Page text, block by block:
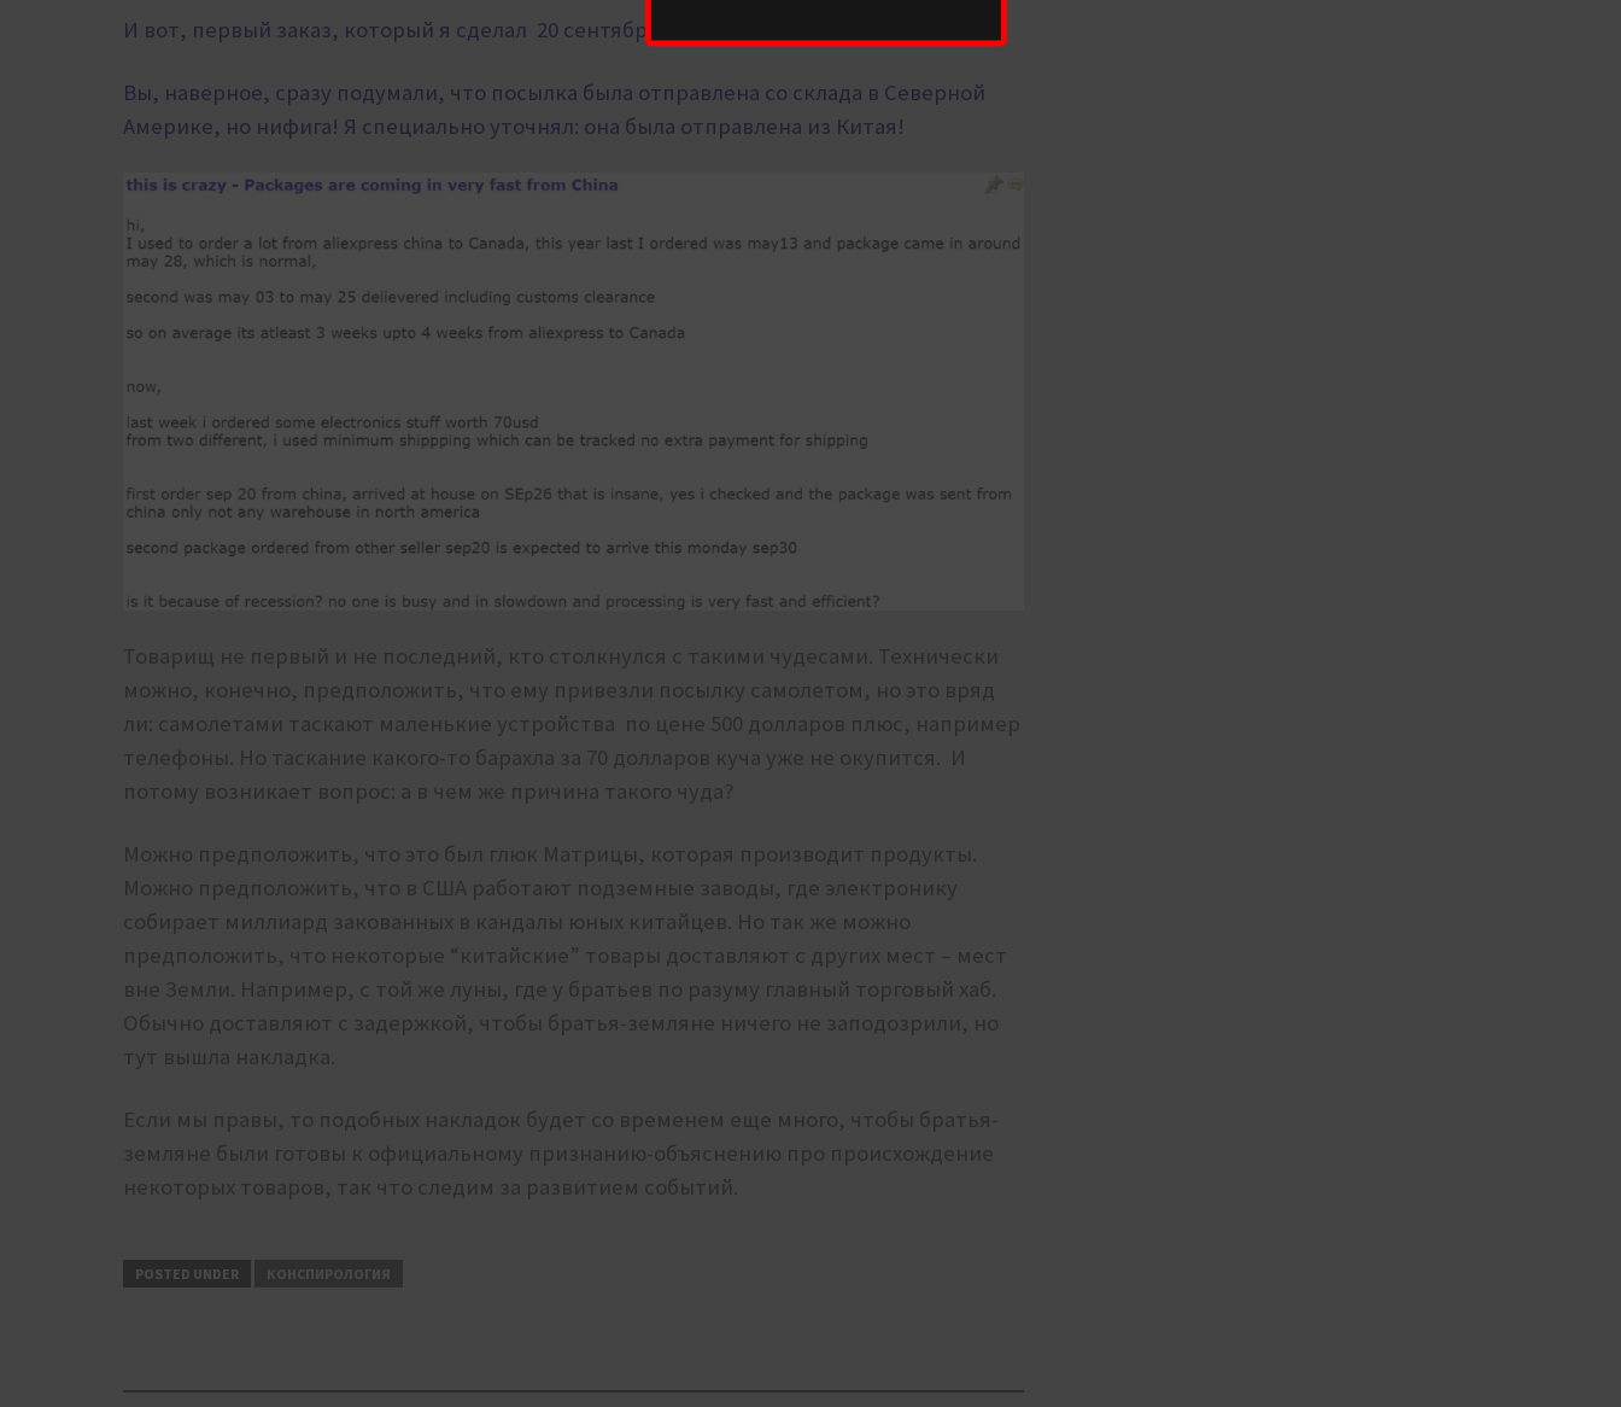
И вот, первый заказ, который я сделал 20 сентября, прибыл из Китая 26 сентября!
Вы, наверное, сразу подумали, что посылка была отправлена со склада в Северной
Америке, но нифига! Я специально уточнял: она была отправлена из Китая!
Товарищ не первый и не последний, кто столкнулся с такими чудесами. Технически
можно, конечно, предположить, что ему привезли посылку самолетом, но это вряд
ли: самолетами таскают маленькие устройства по цене 500 долларов плюс, например
телефоны. Но таскание какого-то барахла за 70 долларов куча уже не окупится. И
потому возникает вопрос: а в чем же причина такого чуда?
Можно предположить, что это был глюк Матрицы, которая производит продукты.
Можно предположить, что в США работают подземные заводы, где электронику
собирает миллиард закованных в кандалы юных китайцев. Но так же можно
предположить, что некоторые “китайские” товары доставляют с других мест – мест
вне Земли. Например, с той же луны, где у братьев по разуму главный торговый хаб.
Обычно доставляют с задержкой, чтобы братья-земляне ничего не заподозрили, но
тут вышла накладка.
Если мы правы, то подобных накладок будет со временем еще много, чтобы братья-
земляне были готовы к официальному признанию-объяснению про происхождение
некоторых товаров, так что следим за развитием событий.
POSTED UNDER КОНСПИРОЛОГИЯ